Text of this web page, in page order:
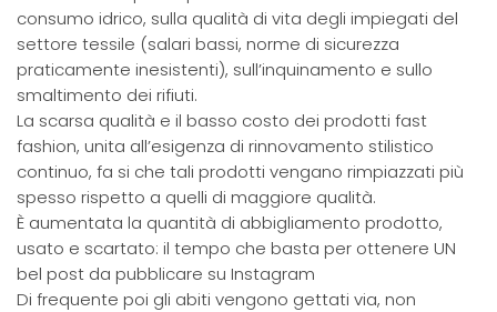
consumo idrico, sulla qualità di vita degli impiegati del
settore tessile (salari bassi, norme di sicurezza
praticamente inesistenti), sull’inquinamento e sullo
smaltimento dei rifiuti.
La scarsa qualità e il basso costo dei prodotti fast
fashion, unita all’esigenza di rinnovamento stilistico
continuo, fa si che tali prodotti vengano rimpiazzati più
spesso rispetto a quelli di maggiore qualità.
È aumentata la quantità di abbigliamento prodotto,
usato e scartato: il tempo che basta per ottenere UN
bel post da pubblicare su Instagram
Di frequente poi gli abiti vengono gettati via, non